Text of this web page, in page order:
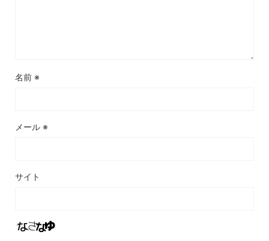
名前 ※
メール ※
サイト